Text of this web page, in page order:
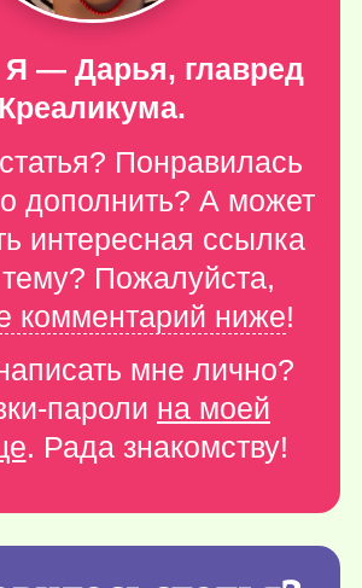
Я — Дарья, главред
Креаликума.
Понравилась
дополнить? А может
интересная ссылка
тему? Пожалуйста,
комментарий ниже!
мне лично?
пароли на моей
. Рада знакомству!